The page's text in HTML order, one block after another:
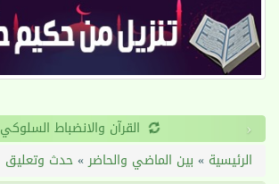
القرآن والانضباط السلوكي ‹
الرئيسية » بين الماضي والحاضر»حدث وتعليق